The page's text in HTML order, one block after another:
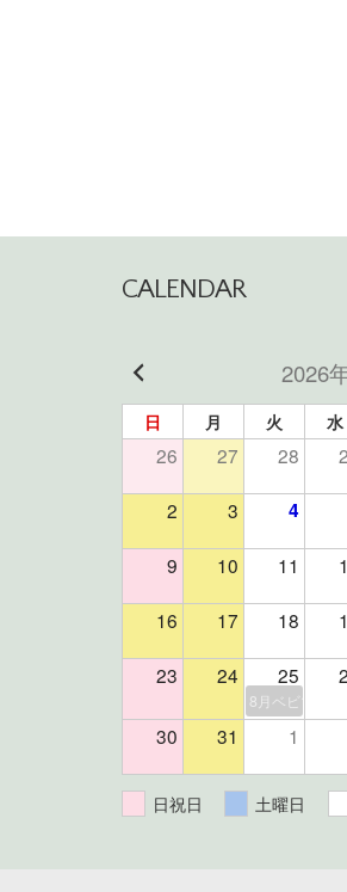
CALENDAR
2026
日 月 火 水
26 27 28
2 3 4
9 10 11
16 17 18
23 24 25
8月ベビマ＆よ
30 31 1
日祝日 土曜日